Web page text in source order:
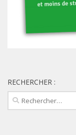
RECHERCHER :
Rechercher :